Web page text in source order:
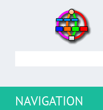
NAVIGATION